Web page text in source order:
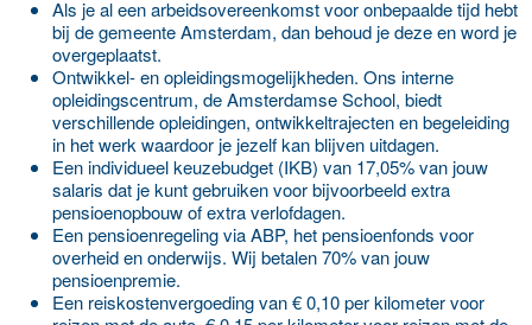
Als je al een arbeidsovereenkomst voor onbepaalde tijd hebt
bij de gemeente Amsterdam, dan behoud je deze en word je
overgeplaatst.
Ontwikkel- en opleidingsmogelijkheden. Ons interne
opleidingscentrum, de Amsterdamse School, biedt
verschillende opleidingen, ontwikkeltrajecten en begeleiding
in het werk waardoor je jezelf kan blijven uitdagen.
Een individueel keuzebudget (IKB) van 17,05% van jouw
salaris dat je kunt gebruiken voor bijvoorbeeld extra
pensioenopbouw of extra verlofdagen.
Een pensioenregeling via ABP, het pensioenfonds voor
overheid en onderwijs. Wij betalen 70% van jouw
pensioenpremie.
Een reiskostenvergoeding van € 0,10 per kilometer voor